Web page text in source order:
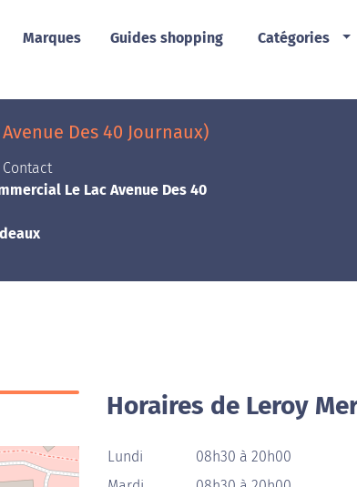
Marques Guides shopping Catégories
Des 40 Journaux)
Le Lac Avenue Des 40
Horaires de Leroy
Lundi
08h30 à 20h00